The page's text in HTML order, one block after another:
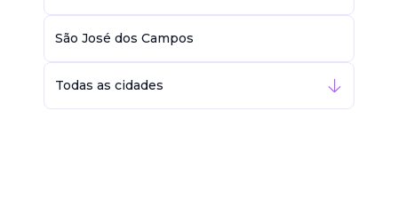
São José dos Campos
Todas as cidades